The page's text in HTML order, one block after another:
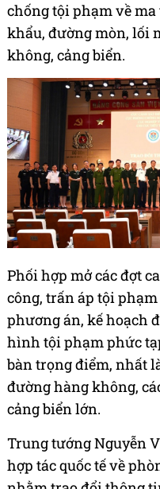
chống tội phạm về
khẩu, đường mòn, lối
không, cảng biển.
Phối hợp mở các đợt
công, trấn áp tội
phương án, kế hoạch
hình tội phạm phức
bàn trọng điểm, nhất
đường hàng không,
cảng biển lớn.
Trung tướng Nguyễn
hợp tác quốc tế về